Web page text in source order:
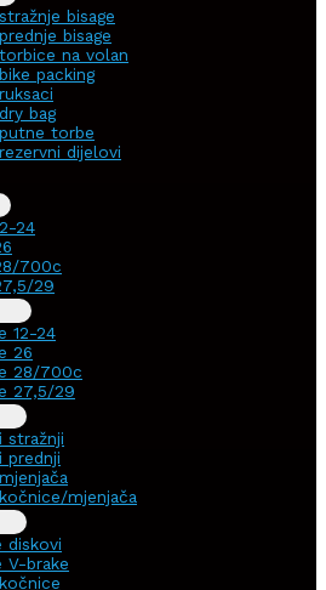
bisage
bisage
na volan
packing
bag
torbe
dijelovi
24
700c
29
12-24
26
28/700c
27,5/29
stražnji
prednji
mjenjača
diskovi
V-brake